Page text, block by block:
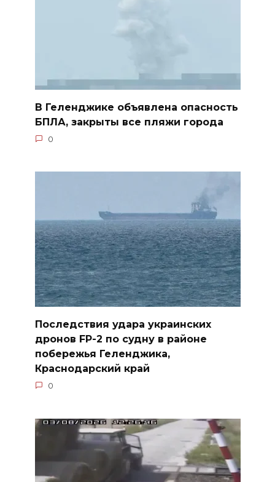
В Геленджике объявлена опасность
БПЛА, закрыты все пляжи города
0
Последствия удара украинских
дронов FP-2 по судну в районе
побережья Геленджика,
Краснодарский край
0